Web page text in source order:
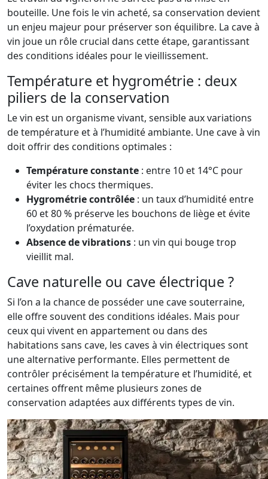
bouteille. Une fois le vin acheté, sa conservation devient
un enjeu majeur pour préserver son équilibre. La cave à
vin joue un rôle crucial dans cette étape, garantissant
des conditions idéales pour le vieillissement.
Température et hygrométrie : deux
piliers de la conservation
Le vin est un organisme vivant, sensible aux variations
de température et à l’humidité ambiante. Une cave à vin
doit offrir des conditions optimales :
Température constante : entre 10 et 14°C pour
éviter les chocs thermiques.
Hygrométrie contrôlée : un taux d’humidité entre
60 et 80 % préserve les bouchons de liège et évite
l’oxydation prématurée.
Absence de vibrations : un vin qui bouge trop
vieillit mal.
Cave naturelle ou cave électrique ?
Si l’on a la chance de posséder une cave souterraine,
elle offre souvent des conditions idéales. Mais pour
ceux qui vivent en appartement ou dans des
habitations sans cave, les caves à vin électriques sont
une alternative performante. Elles permettent de
contrôler précisément la température et l’humidité, et
certaines offrent même plusieurs zones de
conservation adaptées aux différents types de vin.